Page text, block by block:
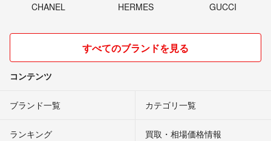
CHANEL HERMES GUCCI
すべてのブランドを見る
コンテンツ
ブランド一覧 カテゴリ一覧
ランキング 買取・相場価格情報